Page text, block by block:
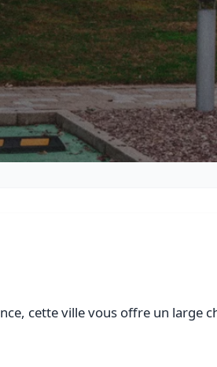
Confidentialité -
cette ville vous offre un large